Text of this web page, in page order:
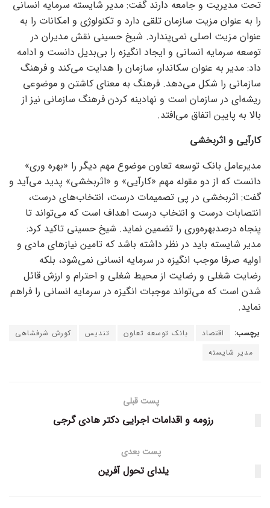
تحت مدیریت و جامعه دارند گفت: مدیر شایسته سرمایه انسانی
را به عنوان مزیت سازمان تلقی دارد و تکنولوژی و امکانات را به
عنوان مزیت اصلی نمی‌پندارد. شیخ حسینی نقش مدیران در
توسعه سرمایه انسانی و ایجاد انگیزه را بی‌بدیل دانست و ادامه
داد: مدیر به عنوان سکاندار، سازمان را هدایت می‌کند و فرهنگ
سازمانی را شکل می‌دهد. فرهنگ به معنای کاشتن و موضوعی
ریشه‌ای در سازمان است و نهادینه کردن فرهنگ سازمانی نیز از
بالا به پایین اتفاق می‌افتد.
کارآیی و اثربخشی
مدیرعامل بانک توسعه تعاون موضوع مهم دیگر را «بهره وری»
دانست که از دو مقوله مهم «کارآیی» و «اثربخشی» پدید می‌آید و
گفت: اثربخشی در پی تصمیمات درست، انتخاب‌های درست،
انتصابات درست و انتخاب درست اهداف است که می‌تواند تا
پنجاه درصدبهره‌وری را تضمین نماید. شیخ حسینی تاکید کرد:
مدیر شایسته باید در نظر داشته باشد که تامین نیاز‌های مادی و
اولیه صرفا موجب انگیزه در سرمایه انسانی نمی‌شود، بلکه
رضایت شغلی و رضایت از محیط شغلی و احترام و ارزش قائل
شدن است که می‌تواند موجبات انگیزه در سرمایه انسانی را فراهم
نماید.
برچسب: اقتصاد بانک توسعه تعاون تندیس
کورش شرفشاهی
مدیر شایسته
پست قبلی
رزومه و اقدامات اجرایی دکتر هادی گرجی
پست بعدی
یلدای تحول آفرین